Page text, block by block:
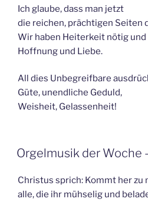
Ich glaube, dass man jetzt
die reichen, prächtigen Seiten
Wir haben Heiterkeit nötig und
Hoffnung und Liebe.
All dies Unbegreifbare
Güte, unendliche Geduld,
Weisheit, Gelassenheit!
Orgelmusik der Woche
Christus sprich: Kommt her zu
alle, die ihr mühselig und